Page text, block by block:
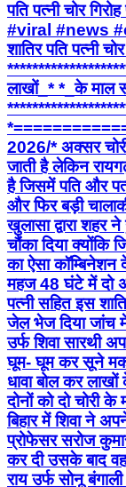
पति पत्नी चोर
#viral #news
शातिर पति पत्नी
लाखों_* *_के माल
2026/* अक्सर चोरी
जाती है लेकिन
है जिसमें पति और
और फिर बड़ी
खुलासा द्वारा शहर
चौंका दिया क्योंकि
का ऐसा
महज 48 घंटे में दो
पत्नी सहित इस
जेल भेज दिया ​जांच
उर्फ शिवा सारथी
घूम- घूम कर सूने
धावा बोल कर
दोनों को दो चोरी
बिहार में शिवा ने
प्रोफेसर सरोज
कर दी उसके बाद ​वह
राय उर्फ सोनू